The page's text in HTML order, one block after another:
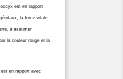
est en rapport
la force vitale
à assumer
la couleur rouge et la
en rapport avec